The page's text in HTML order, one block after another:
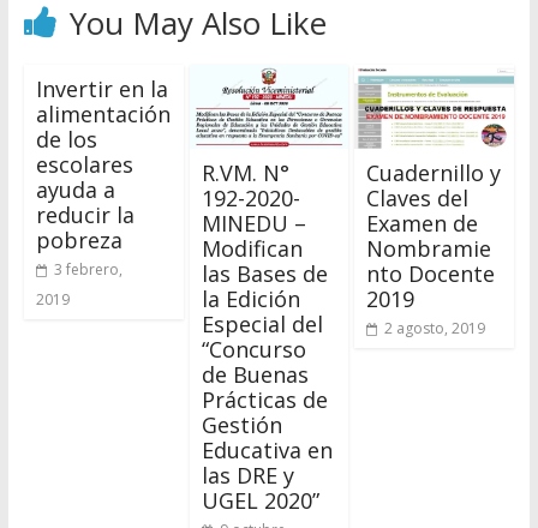
You May Also Like
Invertir en la
alimentación
de los
escolares
ayuda a
reducir la
pobreza
3 febrero,
2019
R.VM. N°
192-2020-
MINEDU –
Modifican
las Bases de
la Edición
Especial del
“Concurso
de Buenas
Prácticas de
Gestión
Educativa en
las DRE y
UGEL 2020”
Cuadernillo y
Claves del
Examen de
Nombramie
nto Docente
2019
2 agosto, 2019